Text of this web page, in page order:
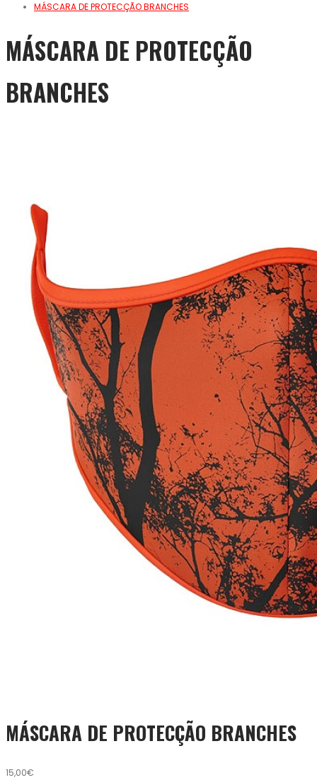
MÁSCARA DE PROTECÇÃO BRANCHES
MÁSCARA DE PROTECÇÃO
BRANCHES
MÁSCARA DE PROTECÇÃO BRANCHES
15,00€